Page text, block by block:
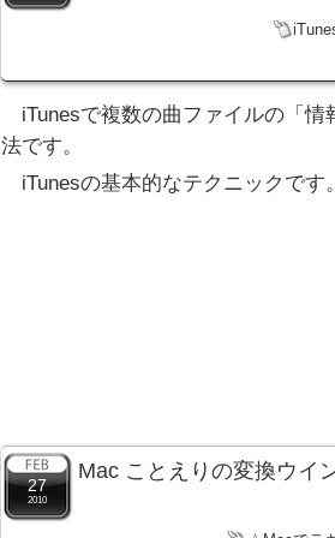
iTunesで複数の曲ファイルの「
法です。
iTunesの基本的なテクニックです
27
2010
Mac ことえりの変換ウイ